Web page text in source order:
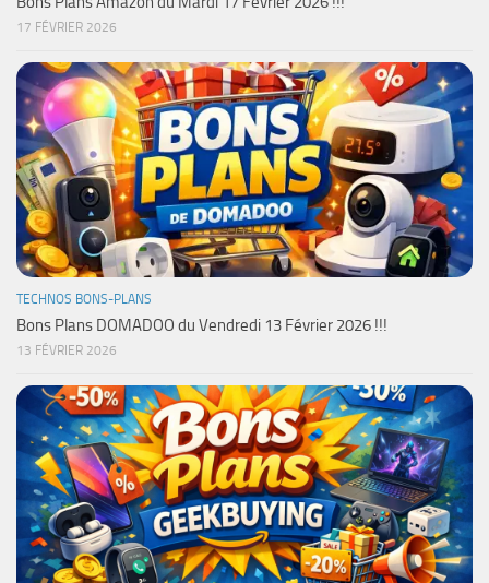
17 FÉVRIER 2026
TECHNOS BONS-PLANS
Bons Plans DOMADOO du Vendredi 13 Février 2026 !!!
13 FÉVRIER 2026